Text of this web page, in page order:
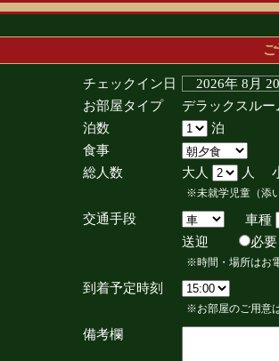
チェックイン日
2026年 8月
お部屋タイプ
デラックスル
泊数
泊
食事
総人数
大人 人
※未就学児童（添
交通手段
車種
送迎
※時間・場所はお
到着予定時刻
※お部屋のご用意
備考欄